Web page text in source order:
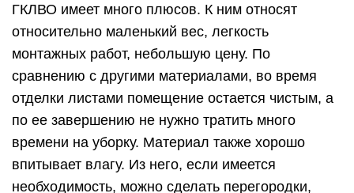
ГКЛВО имеет много плюсов. К ним относят
относительно маленький вес, легкость
монтажных работ, небольшую цену. По
сравнению с другими материалами, во время
отделки листами помещение остается чистым, а
по ее завершению не нужно тратить много
времени на уборку. Материал также хорошо
впитывает влагу. Из него, если имеется
необходимость, можно сделать перегородки,